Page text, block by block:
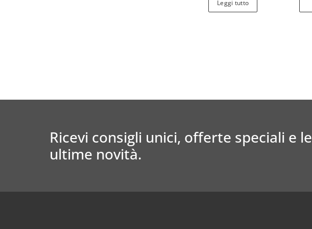
Leggi tutto
Ricevi consigli unici, offerte speciali e le
ultime novità.